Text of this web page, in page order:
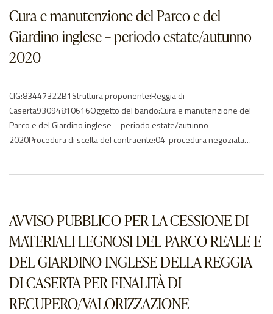
aggiudicatario…9805014Determina di approvazione e impegno di
spesa 8075172Verbale_con allegati_r
Cura e manutenzione del Parco e del
Giardino inglese – periodo estate/autunno
2020
CIG:83447322B1Struttura proponente:Reggia di
Caserta93094810616Oggetto del bando:Cura e manutenzione del
Parco e del Giardino inglese – periodo estate/autunno
2020Procedura di scelta del contraente:04-procedura negoziata
ITangeloni angelo s.r.l. – ITEuphorbia srl – ITEurogiardinaggio Nicola
Maisto s.r.l….
AVVISO PUBBLICO PER LA CESSIONE DI
MATERIALI LEGNOSI DEL PARCO REALE E
DEL GIARDINO INGLESE DELLA REGGIA
DI CASERTA PER FINALITÀ DI
RECUPERO/VALORIZZAZIONE